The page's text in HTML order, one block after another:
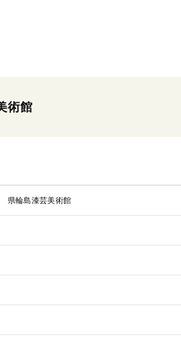
術館
県輪島漆芸美術館